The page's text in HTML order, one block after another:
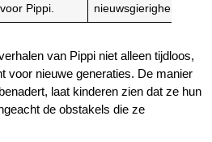
voor Pippi.
nieuwsgierigheid.
van Pippi niet alleen tijdloos,
voor nieuwe generaties. De manier
laat kinderen zien dat ze hun
de obstakels die ze